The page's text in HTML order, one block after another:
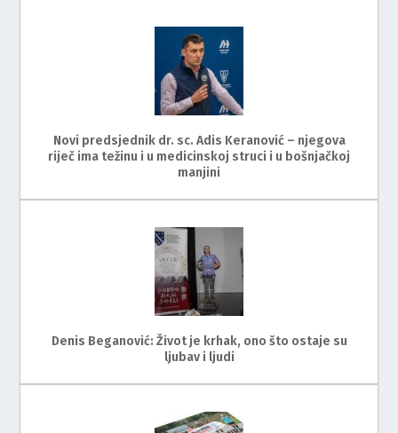
Novi predsjednik dr. sc. Adis Keranović – njegova
riječ ima težinu i u medicinskoj struci i u bošnjačkoj
manjini
Denis Beganović: Život je krhak, ono što ostaje su
ljubav i ljudi